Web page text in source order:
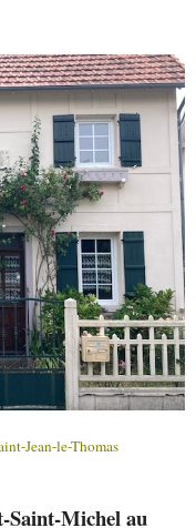
Jean-le-Thomas
Saint-Michel au